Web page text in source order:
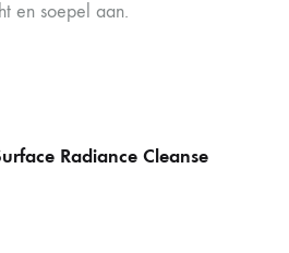
en soepel aan.
Radiance Cleanse